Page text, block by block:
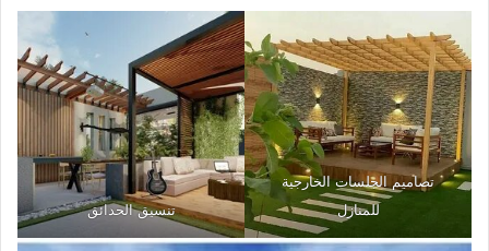
تصاميم الجلسات الخارجية
للمنازل
تنسيق الحدائق